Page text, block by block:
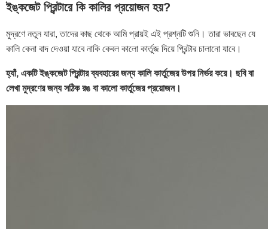
ইঙ্কজেট প্রিন্টারে কি কালির প্রয়োজন হয়?
মুদ্রণে নতুন যারা, তাদের কাছ থেকে আমি প্রায়ই এই প্রশ্নটি শুনি। তারা ভাবছেন যে
কালি কেনা বাদ দেওয়া যাবে নাকি কেবল কালো কার্তুজ দিয়ে প্রিন্টার চালানো যাবে।
হ্যাঁ, একটি ইঙ্কজেট প্রিন্টার ব্যবহারের জন্য কালি কার্তুজের উপর নির্ভর করে। ছবি বা
লেখা মুদ্রণের জন্য সঠিক রঙ বা কালো কার্তুজের প্রয়োজন।